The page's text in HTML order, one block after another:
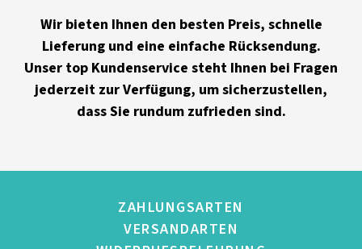
Wir bieten Ihnen den besten Preis, schnelle
Lieferung und eine einfache Rücksendung.
Unser top Kundenservice steht Ihnen bei Fragen
jederzeit zur Verfügung, um sicherzustellen,
dass Sie rundum zufrieden sind.
ZAHLUNGSARTEN
VERSANDARTEN